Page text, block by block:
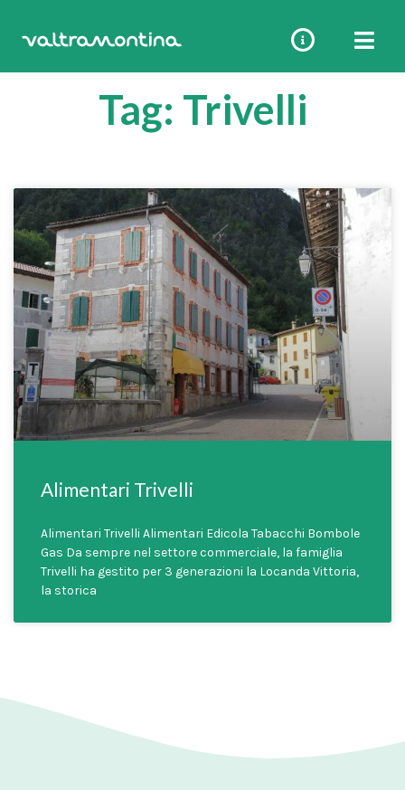
Tag: Trivelli
Alimentari Trivelli
Alimentari Trivelli Alimentari Edicola Tabacchi Bombole
Gas Da sempre nel settore commerciale, la famiglia
Trivelli ha gestito per 3 generazioni la Locanda Vittoria,
la storica